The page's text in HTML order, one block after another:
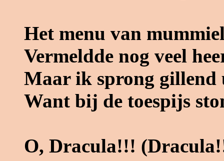
Het menu van
Vermeldde nog veel
Maar ik sprong gillend
Want bij de toespijs
O, Dracula!!!